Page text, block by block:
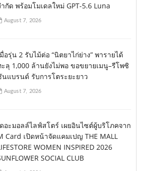
กัด พร้อมโมเดลใหม่ GPT-5.6 Luna
August 7, 2026
อรุ่น 2 รับไม้ต่อ “นิตยาไก่ย่าง” พารายได้
ลุ 1,000 ล้านยังไม่พอ ขอขยายเมนู–รีโพซิ
นแบรนด์ รับการโตระยะยาว
August 7, 2026
ดอะมอลล์ไลฟ์สโตร์ เผยอินไซต์ผู้บริโภคจาก
Card เปิดหน้าจัดแคมเปญ THE MALL
WOMEN INSPIRED 2026
SOCIAL CLUB